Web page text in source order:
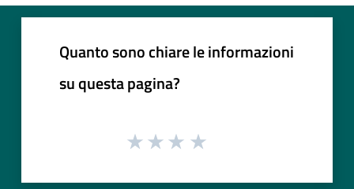
Quanto sono chiare le informazioni
su questa pagina?